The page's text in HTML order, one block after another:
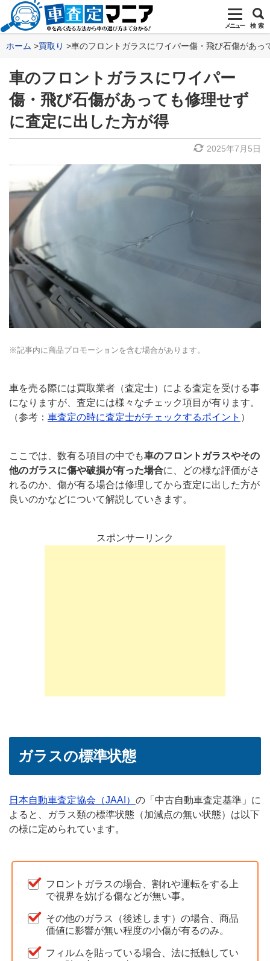
メニュー 検 索
ホーム 買取り 車のフロントガラスにワイパー傷・飛び石傷があっ
車のフロントガラスにワイパー
傷・飛び石傷があっても修理せず
に査定に出した方が得
2025年7月5日
※記事内に商品プロモーションを含む場合があります。
車を売る際には買取業者（査定士）による査定を受ける事
になりますが、査定には様々なチェック項目が有ります。
（参考： 車査定の時に査定士がチェックするポイント ）
ここでは、数有る項目の中でも車のフロントガラスやその
他のガラスに傷や破損が有った場合に、どの様な評価がさ
れるのか、傷が有る場合は修理してから査定に出した方が
良いのかなどについて解説していきます。
スポンサーリンク
ガラスの標準状態
日本自動車査定協会（JAAI） の「中古自動車査定基準」に
よると、ガラス類の標準状態（加減点の無い状態）は以下
の様に定められています。
フロントガラスの場合、割れや運転をする上
で視界を妨げる傷などが無い事。
その他のガラス（後述します）の場合、商品
価値に影響が無い程度の小傷が有るのみ。
フィルムを貼っている場合、法に抵触してい